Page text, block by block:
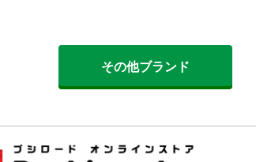
その他ブランド